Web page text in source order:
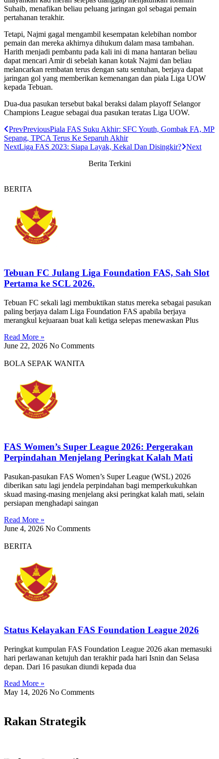
Suhaib, menafikan beliau peluang jaringan gol sebagai pemain
pertahanan terakhir.
Tetapi, Najmi gagal mengambil kesempatan kelebihan nombor
pemain dan mereka akhirnya dihukum dalam masa tambahan.
Harith menjadi pembantu pada kali ini di mana hantaran beliau
dapat mencari Amir di sebelah kanan kotak Najmi dan beliau
melancarkan rembatan terus dengan satu sentuhan, berjaya dapat
jaringan gol yang memberikan kemenangan dan piala Liga UOW
kepada Tebuan.
Dua-dua pasukan tersebut bakal beraksi dalam playoff Selangor
Champions League sebagai dua pasukan teratas Liga UOW.
PrevPreviousPiala FAS Suku Akhir: SFC Youth, Gombak FA, MP
Sepang, TPCA Terus Ke Separuh Akhir
NextLiga FAS 2023: Siapa Layak, Kekal Dan Disingkir? Next
Berita Terkini
BERITA
Tebuan FC Julang Liga Foundation FAS, Sah Slot
Pertama ke SCL 2026.
Tebuan FC sekali lagi membuktikan status mereka sebagai pasukan
paling berjaya dalam Liga Foundation FAS apabila berjaya
merangkul kejuaraan buat kali ketiga selepas menewaskan Plus
Read More »
June 22, 2026 No Comments
BOLA SEPAK WANITA
FAS Women’s Super League 2026: Pergerakan
Perpindahan Menjelang Peringkat Kalah Mati
Pasukan-pasukan FAS Women’s Super League (WSL) 2026
diberikan satu lagi jendela perpindahan bagi memperkukuhkan
skuad masing-masing menjelang aksi peringkat kalah mati, selain
persiapan menghadapi saingan
Read More »
June 4, 2026 No Comments
BERITA
Status Kelayakan FAS Foundation League 2026
Peringkat kumpulan FAS Foundation League 2026 akan memasuki
hari perlawanan ketujuh dan terakhir pada hari Isnin dan Selasa
depan. Dari 16 pasukan diundi kepada dua
Read More »
May 14, 2026 No Comments
Rakan Strategik